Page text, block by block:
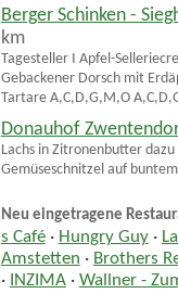
Berger Schinken -
km
Tagesteller I Apfel-
Gebackener Dorsch mit
Tartare A,C,D,G,M,O
Donauhof
Lachs in Zitronenbutter
Gemüseschnitzel auf
Neu eingetragene
s Café· Hungry Guy·
Amstetten · Brothers
· INZIMA· Wallner -